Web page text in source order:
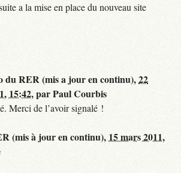
a la mise en place du nouveau site
du RER (mis a jour en continu),22
15:42,parPaul Courbis
Merci de l’avoir signalé !
(mis à jour en continu), 15 mars 2011,